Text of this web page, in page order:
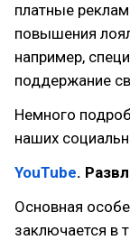
платные
повышения
например,
поддержание
Немного
наших
YouTube.
Основная
заключается в